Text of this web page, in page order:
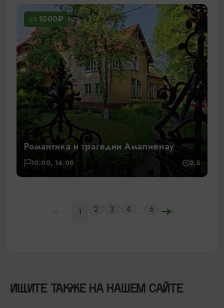
ОТ 1000₽
Романтика и трагедии Амалиенау
10:00, 14:00 2,5
1 2 3 4 ... 6
ИЩИТЕ ТАКЖЕ НА НАШЕМ САЙТЕ